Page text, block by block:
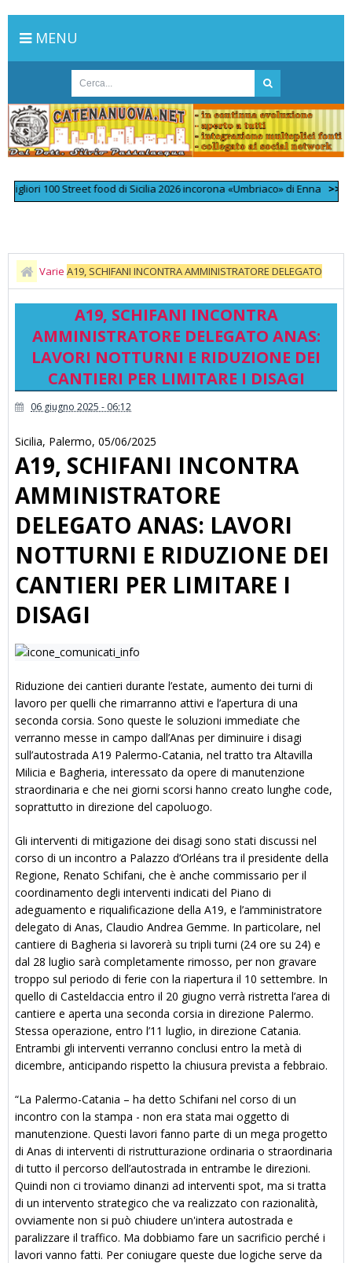
MENU
100 Street food di Sicilia 2026 incorona «Umbriaco» di Enna >>
Varie A19, SCHIFANI INCONTRA AMMINISTRATORE DELEGATO
ANAS: LAVORI NOTTURNI E RIDUZIONE DEI CANTIERI PER LIMITARE I
A19, SCHIFANI INCONTRA
AMMINISTRATORE DELEGATO ANAS:
LAVORI NOTTURNI E RIDUZIONE DEI
CANTIERI PER LIMITARE I DISAGI
06 giugno 2025 - 06:12
Sicilia, Palermo, 05/06/2025
A19, SCHIFANI INCONTRA
AMMINISTRATORE
DELEGATO ANAS: LAVORI
NOTTURNI E RIDUZIONE DEI
CANTIERI PER LIMITARE I
DISAGI
Riduzione dei cantieri durante l’estate, aumento dei turni di
lavoro per quelli che rimarranno attivi e l’apertura di una
seconda corsia. Sono queste le soluzioni immediate che
verranno messe in campo dall’Anas per diminuire i disagi
sull’autostrada A19 Palermo-Catania, nel tratto tra Altavilla
Milicia e Bagheria, interessato da opere di manutenzione
straordinaria e che nei giorni scorsi hanno creato lunghe code,
soprattutto in direzione del capoluogo.
Gli interventi di mitigazione dei disagi sono stati discussi nel
corso di un incontro a Palazzo d’Orléans tra il presidente della
Regione, Renato Schifani, che è anche commissario per il
coordinamento degli interventi indicati del Piano di
adeguamento e riqualificazione della A19, e l’amministratore
delegato di Anas, Claudio Andrea Gemme. In particolare, nel
cantiere di Bagheria si lavorerà su tripli turni (24 ore su 24) e
dal 28 luglio sarà completamente rimosso, per non gravare
troppo sul periodo di ferie con la riapertura il 10 settembre. In
quello di Casteldaccia entro il 20 giugno verrà ristretta l’area di
cantiere e aperta una seconda corsia in direzione Palermo.
Stessa operazione, entro l’11 luglio, in direzione Catania.
Entrambi gli interventi verranno conclusi entro la metà di
dicembre, anticipando rispetto la chiusura prevista a febbraio.
“La Palermo-Catania – ha detto Schifani nel corso di un
incontro con la stampa - non era stata mai oggetto di
manutenzione. Questi lavori fanno parte di un mega progetto
di Anas di interventi di ristrutturazione ordinaria o straordinaria
di tutto il percorso dell’autostrada in entrambe le direzioni.
Quindi non ci troviamo dinanzi ad interventi spot, ma si tratta
di un intervento strategico che va realizzato con razionalità,
ovviamente non si può chiudere un'intera autostrada e
paralizzare il traffico. Ma dobbiamo fare un sacrificio perché i
lavori vanno fatti. Per coniugare queste due logiche serve da